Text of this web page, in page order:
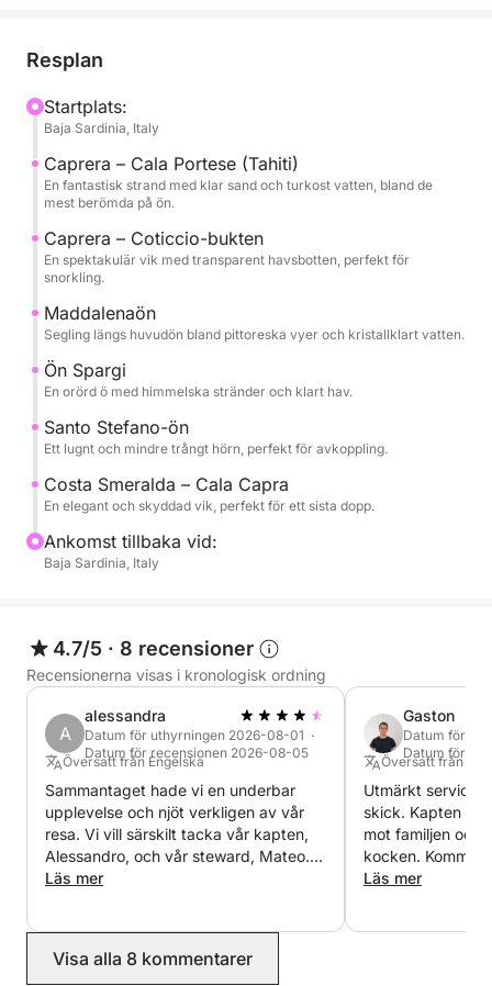
stränder och karibiska hav. Här är några av
snorkling.
Turen fortsätter mot La Maddalena och ön Spargi,
där naturen förblir orörd och stränderna erbjuder
hisnande landskap. Under dagen planeras flera
stopp för bad och avkoppling ombord, medan man
njuter av solen och det turkosa havet. På
eftermiddagen återvänder vi till Costa Smeralda och
seglar längs eleganta och natursköna kuststräckor
tills vi når exklusiva vikar som Cala Capra och ön
Santo Stefano, perfekta för ett sista stopp innan vi
återvänder.
En komplett upplevelse som kombinerar
skärgårdens vackraste vatten med Costa Smeraldas
elegans, perfekt för dig som söker en oförglömlig
dag på en båt.
Resplan
Startplats:
Baja Sardinia, Italy
Caprera – Cala Portese (Tahiti)
En fantastisk strand med klar sand och turkost vatten, bland de
mest berömda på ön.
Caprera – Coticcio-bukten
En spektakulär vik med transparent havsbotten, perfekt för
snorkling.
Maddalenaön
Segling längs huvudön bland pittoreska vyer och kristallklart vatten.
Ön Spargi
En orörd ö med himmelska stränder och klart hav.
Santo Stefano-ön
Ett lugnt och mindre trångt hörn, perfekt för avkoppling.
Costa Smeralda – Cala Capra
En elegant och skyddad vik, perfekt för ett sista dopp.
Ankomst tillbaka vid:
Baja Sardinia, Italy
4.7/5 · 8 recensioner
Recensionerna visas i kronologisk ordning
A
alessandra
Datum för uthyrningen 2026-08-01 ·
Datum för recensionen 2026-08-05
Översatt från Engelska
Sammantaget hade vi en underbar
upplevelse och njöt verkligen av vår
resa. Vi vill särskilt tacka vår kapten,
Alessandro, och vår steward, Mateo.
De var otroligt vänliga,
förväntades för att se till att alla i vår
Läs mer
Gaston
Datum för
Datum för
Översatt från
Utmärkt service.
skick. Kapten
mot familjen och
kocken. Kommunikationen med
Alessandro var
Läs mer
Visa alla 8 kommentarer